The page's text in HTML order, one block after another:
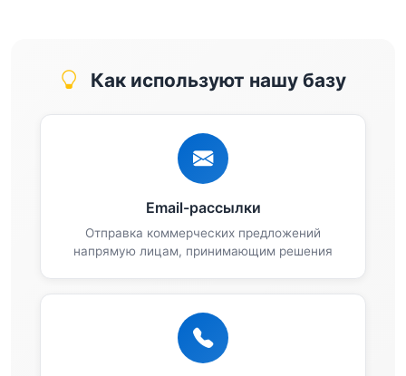
Как используют нашу базу
Email-рассылки
Отправка коммерческих предложений
напрямую лицам, принимающим решения